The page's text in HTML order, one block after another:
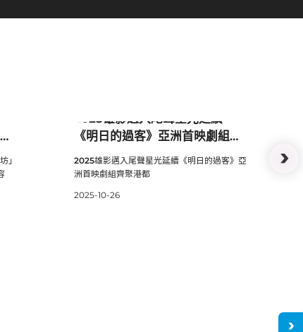
」
2025雄影邁入尾聲星光延續
《明日的過客》亞洲首映劇組
齊聚港都
2025雄影邁入尾聲星光延續《明日的過客》亞
洲首映劇組齊聚港都
2025-10-26